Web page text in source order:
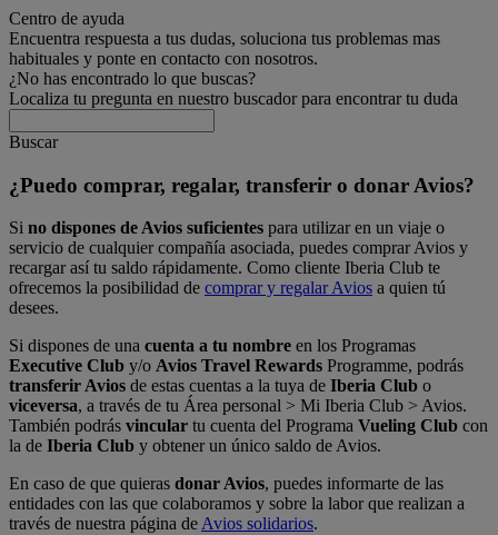
Centro de ayuda
Encuentra respuesta a tus dudas, soluciona tus problemas mas
habituales y ponte en contacto con nosotros.
¿No has encontrado lo que buscas?
Localiza tu pregunta en nuestro buscador para encontrar tu duda
Buscar
¿Puedo comprar, regalar, transferir o donar Avios?
Si no dispones de Avios suficientes para utilizar en un viaje o
servicio de cualquier compañía asociada, puedes comprar Avios y
recargar así tu saldo rápidamente. Como cliente Iberia Club te
ofrecemos la posibilidad de comprar y regalar Avios a quien tú
desees.
Si dispones de una cuenta a tu nombre en los Programas
Executive Club y/o Avios Travel Rewards Programme, podrás
transferir Avios de estas cuentas a la tuya de Iberia Club o
viceversa, a través de tu Área personal > Mi Iberia Club > Avios.
También podrás vincular tu cuenta del Programa Vueling Club con
la de Iberia Club y obtener un único saldo de Avios.
En caso de que quieras donar Avios, puedes informarte de las
entidades con las que colaboramos y sobre la labor que realizan a
través de nuestra página deAvios solidarios.